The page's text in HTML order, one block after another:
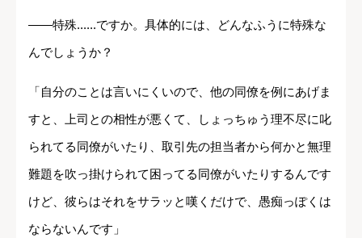
――特殊......ですか。具体的には、どんなふうに特殊な
んでしょうか？
「自分のことは言いにくいので、他の同僚を例にあげま
すと、上司との相性が悪くて、しょっちゅう理不尽に叱
られてる同僚がいたり、取引先の担当者から何かと無理
難題を吹っ掛けられて困ってる同僚がいたりするんです
けど、彼らはそれをサラッと嘆くだけで、愚痴っぽくは
ならないんです」